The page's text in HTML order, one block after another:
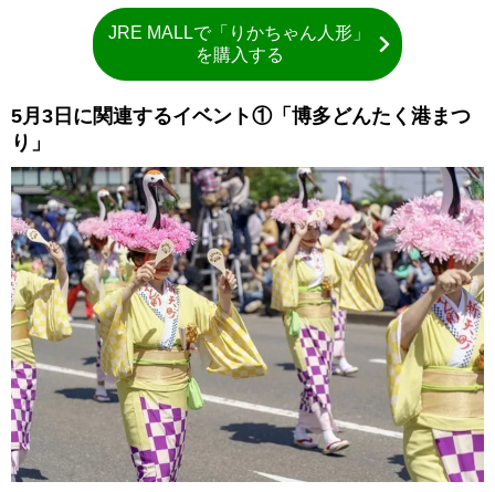
JRE MALLで「りかちゃん人形」
を購入する
5月3日に関連するイベント①「博多どんたく港まつ
り」